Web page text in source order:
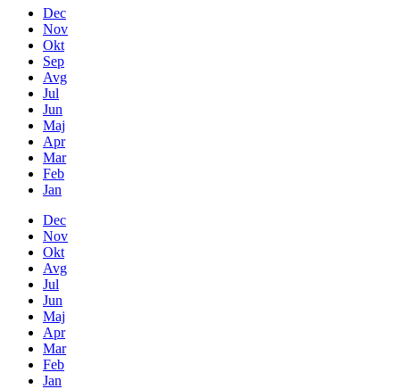
Dec
Nov
Okt
Sep
Avg
Jul
Jun
Maj
Apr
Mar
Feb
Jan
Dec
Nov
Okt
Avg
Jul
Jun
Maj
Apr
Mar
Feb
Jan